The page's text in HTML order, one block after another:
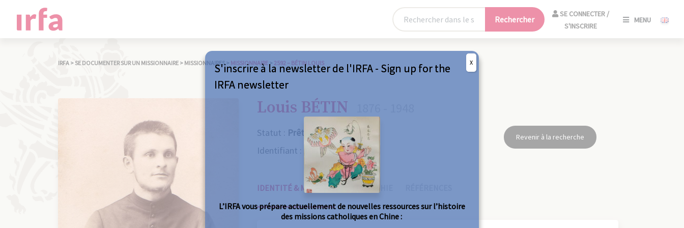
Rechercher
SE CONNECTER /
S'INSCRIRE
MENU
IRFA >SE DOCUMENTER SUR UN MISSIONNAIRE > MISSIONNAIRES > MISSIONNAIRE> 2592 – BÉTIN LOUIS
Louis BÉTIN
Statut : Prêtre
Identifiant : 2592
Revenir à la recherche
IDENTITÉ & MISSIONS BIOGRAPHIE
S'inscrire à la newsletter de l'IRFA - Sign up for the
IRFA newsletter
L’IRFA vous prépare actuellement de nouvelles ressources sur l’histoire
des missions catholiques en Chine :
X